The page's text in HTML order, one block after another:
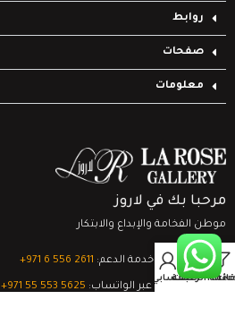
روابط
صفحات
معلومات
مرحبا بك في لاروز
موطن الفخامة والإبداع والابتكار
تواصل مع خدمة الدعم: ‎+971 6 556 2611
الدعم الفني عبر الواتساب: ‎+971 55 553 5625
قائمة الرغبات
0
السلةحسابي